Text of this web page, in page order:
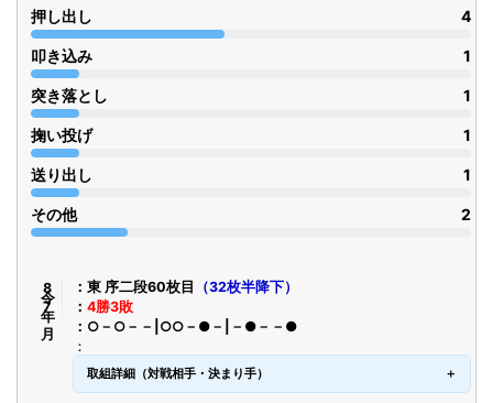
押し出し 4
叩き込み 1
突き落とし 1
掬い投げ 1
送り出し 1
その他 2
令8年7月 東 序二段60枚目
（32枚半降下）
4勝3敗
○－○－－|○○－●－|－●－－●
取組詳細（対戦相手・決まり手）